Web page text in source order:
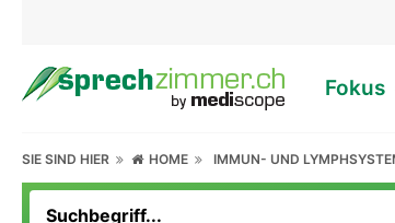
Fokus
SIE SIND HIER HOME IMMUN- UND